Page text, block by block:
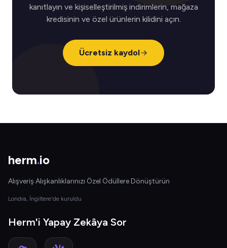
kanıtlayın ve kişiselleştirilmiş indirimlerin, mağaza
kredisinin ve özel ürünlerin kilidini açın.
Ücretsiz kaydol
herm.io
Alışveriş Alışkanlıklarınızı Özel Ödüllere Dönüştürün
Londra, İngiltere'de kuruldu
Herm'i Yapay Zekâya Sor